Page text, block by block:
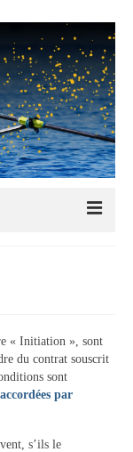
« Initiation », sont
du contrat souscrit
sont
par
s’ils le